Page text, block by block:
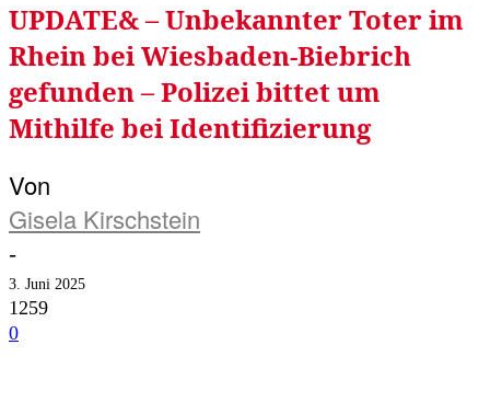
UPDATE& – Unbekannter Toter im
Rhein bei Wiesbaden-Biebrich
gefunden – Polizei bittet um
Mithilfe bei Identifizierung
Von
Gisela Kirschstein
-
3. Juni 2025
1259
0